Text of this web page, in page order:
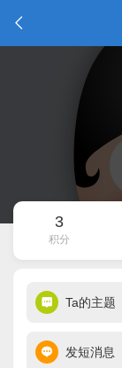
3
积分
Ta的主题
发短消息